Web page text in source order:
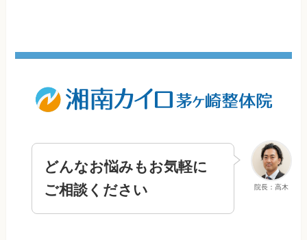
院長：高木
どんなお悩みもお気軽に
ご相談ください